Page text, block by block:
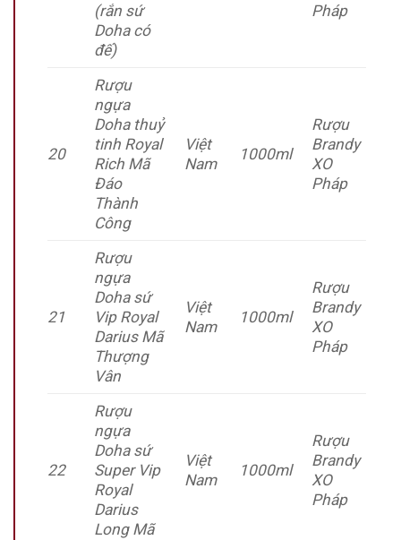
(rắn sứ
Doha có
đế)
Pháp
20
Rượu
ngựa
Doha thuỷ
tinh Royal
Rich Mã
Đáo
Thành
Công
Việt
Nam
1000ml
Rượu
Brandy
XO
Pháp
21
Rượu
ngựa
Doha sứ
Vip Royal
Darius Mã
Thượng
Vân
Việt
Nam
1000ml
Rượu
Brandy
XO
Pháp
22
Rượu
ngựa
Doha sứ
Super Vip
Royal
Darius
Long Mã
Việt
Nam
1000ml
Rượu
Brandy
XO
Pháp